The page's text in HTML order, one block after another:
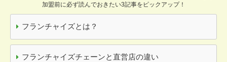
加盟前に必ず読んでおきたい3記事をピックアップ！
フランチャイズとは？
フランチャイズチェーンと直営店の違い